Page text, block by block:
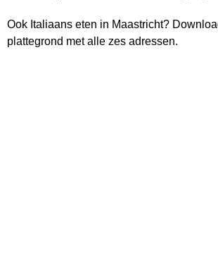
Ook Italiaans eten in Maastricht?
plattegrond met alle zes adressen.